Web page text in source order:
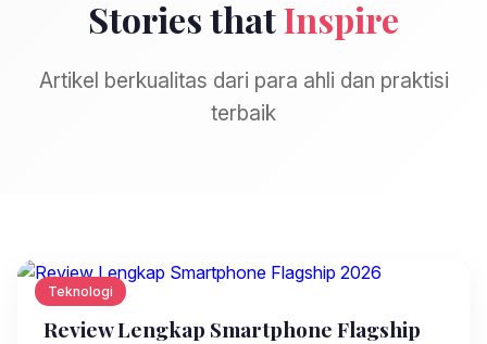
Stories thatInspire
Artikel berkualitas dari para ahli dan praktisi
terbaik
Teknologi
Review Lengkap Smartphone Flagship